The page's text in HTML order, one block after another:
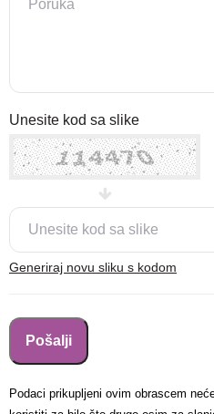
Generiraj novu sliku s kodom
Unesite kod sa slike
Podaci prikupljeni ovim obrascem
avenija
Brza pretraga